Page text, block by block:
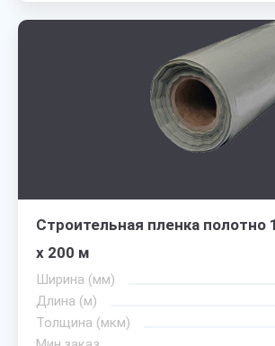
Строительная пленка полотно
х 200 м
Ширина (мм)
Длина (м)
Толщина (мкм)